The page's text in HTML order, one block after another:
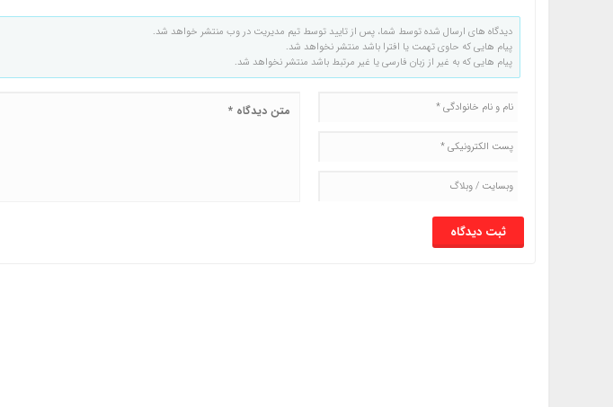
دیدگاه های ارسال شده توسط شما، پس از تایید توسط تیم مدیریت در وب منتشر خواهد شد.
پیام هایی که حاوی تهمت یا افترا باشد منتشر نخواهد شد.
پیام هایی که به غیر از زبان فارسی یا غیر مرتبط باشد منتشر نخواهد شد.